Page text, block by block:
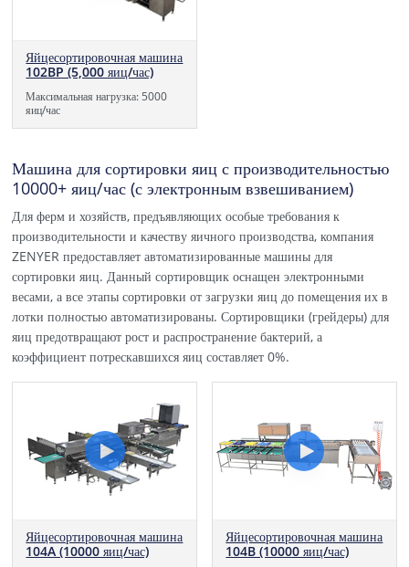
Яйцесортировочная машина
102BP (5,000 яиц/час)
Максимальная нагрузка: 5000
яиц/час
Машина для сортировки яиц с производительностью
10000+ яиц/час (с электронным взвешиванием)
Для ферм и хозяйств, предъявляющих особые требования к
производительности и качеству яичного производства, компания
ZENYER предоставляет автоматизированные машины для
сортировки яиц. Данный сортировщик оснащен электронными
весами, а все этапы сортировки от загрузки яиц до помещения их в
лотки полностью автоматизированы. Сортировщики (грейдеры) для
яиц предотвращают рост и распространение бактерий, а
коэффициент потрескавшихся яиц составляет 0%.
Яйцесортировочная машина
104A (10000 яиц/час)
Яйцесортировочная машина
104B (10000 яиц/час)